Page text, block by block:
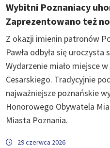
Wybitni Poznaniacy
Zaprezentowano też
Z okazji imienin patronów
Pawła odbyła się uroczysta
Wydarzenie miało miejsce
Cesarskiego. Tradycyjnie
najważniejsze poznańskie
Honorowego Obywatela
Miasta Poznania.
29 czerwca 2026